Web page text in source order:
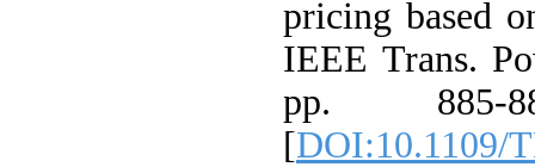
pricing based
IEEE Trans.
pp. 885-
[DOI:10.1109/